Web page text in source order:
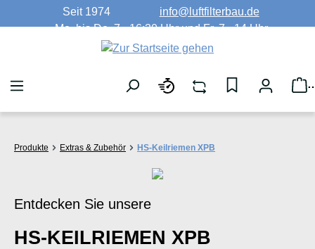
Zum Hauptinhalt springen
Seit 1974
info@luftfilterbau.de
Mo. bis Do. 7 - 16:30 Uhr und Fr. 7 - 14 Uhr
Produkte Extras & Zubehör HS-Keilriemen XPB
Entdecken Sie unsere
HS-KEILRIEMEN XPB